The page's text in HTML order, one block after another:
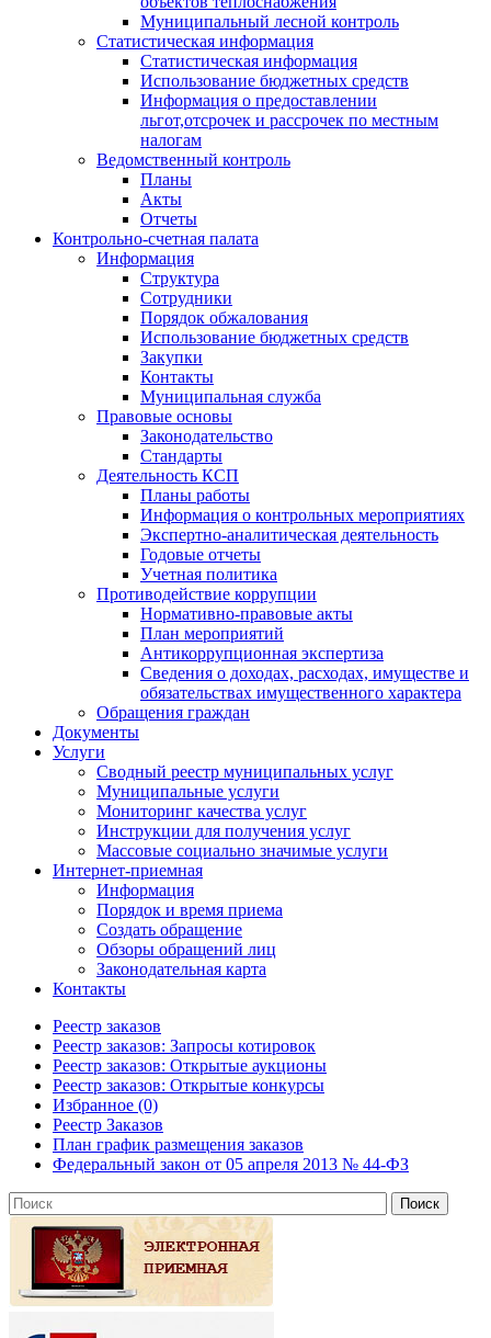
Муниципальный лесной контроль
Статистическая информация
Статистическая информация
Использование бюджетных средств
Информация о предоставлении
льгот,отсрочек и рассрочек по местным
налогам
Ведомственный контроль
Планы
Акты
Отчеты
Контрольно-счетная палата
Информация
Структура
Сотрудники
Порядок обжалования
Использование бюджетных средств
Закупки
Контакты
Муниципальная служба
Правовые основы
Законодательство
Стандарты
Деятельность КСП
Планы работы
Информация о контрольных мероприятиях
Экспертно-аналитическая деятельность
Годовые отчеты
Учетная политика
Противодействие коррупции
Нормативно-правовые акты
План мероприятий
Антикоррупционная экспертиза
Сведения о доходах, расходах, имуществе и
обязательствах имущественного характера
Обращения граждан
Документы
Услуги
Сводный реестр муниципальных услуг
Муниципальные услуги
Мониторинг качества услуг
Инструкции для получения услуг
Массовые социально значимые услуги
Интернет-приемная
Информация
Порядок и время приема
Создать обращение
Обзоры обращений лиц
Законодательная карта
Контакты
Реестр заказов
Реестр заказов: Запросы котировок
Реестр заказов: Открытые аукционы
Реестр заказов: Открытые конкурсы
Избранное (0)
Реестр Заказов
План график размещения заказов
Федеральный закон от 05 апреля 2013 № 44-ФЗ